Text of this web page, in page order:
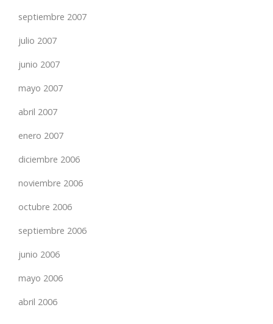
septiembre 2007
julio 2007
junio 2007
mayo 2007
abril 2007
enero 2007
diciembre 2006
noviembre 2006
octubre 2006
septiembre 2006
junio 2006
mayo 2006
abril 2006